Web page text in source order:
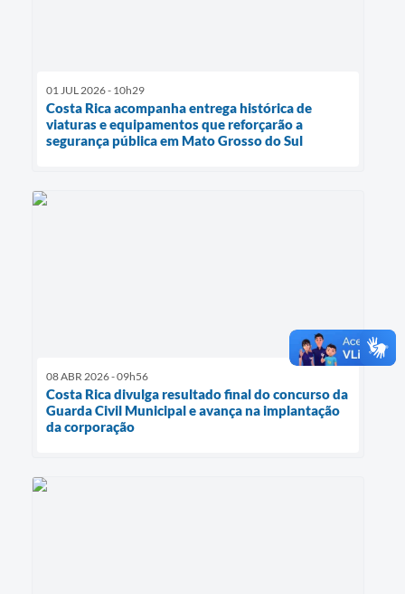
01 JUL 2026 - 10h29
Costa Rica acompanha entrega histórica de
viaturas e equipamentos que reforçarão a
segurança pública em Mato Grosso do Sul
08 ABR 2026 - 09h56
Costa Rica divulga resultado final do concurso da
Guarda Civil Municipal e avança na implantação
da corporação